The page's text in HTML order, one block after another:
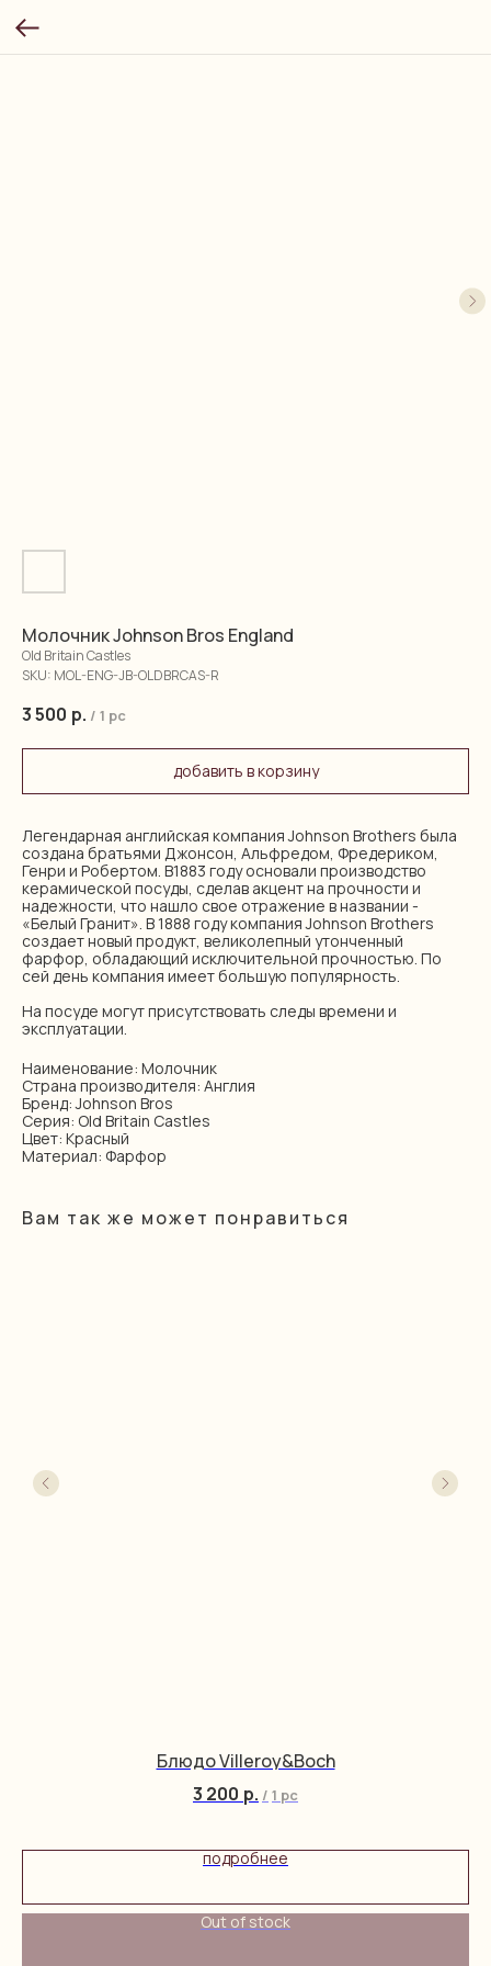
Молочник Johnson Bros England
Old Britain Castles
SKU: MOL-ENG-JB-OLDBRCAS-R
3 500 р. / 1 pc
добавить в корзину
Легендарная английская компания Johnson Brothers была
создана братьями Джонсон, Альфредом, Фредериком,
Генри и Робертом. В1883 году основали производство
керамической посуды, сделав акцент на прочности и
надежности, что нашло свое отражение в названии -
«Белый Гранит». В 1888 году компания Johnson Brothers
создает новый продукт, великолепный утонченный
фарфор, обладающий исключительной прочностью. По
сей день компания имеет большую популярность.
На посуде могут присутствовать следы времени и
эксплуатации.
Наименование: Молочник
Страна производителя: Англия
Бренд: Johnson Bros
Серия: Old Britain Castles
Цвет: Красный
Материал: Фарфор
Вам так же может понравиться
Блюдо Villeroy&Boch
3 200 р. / 1 pc
подробнее
Out of stock